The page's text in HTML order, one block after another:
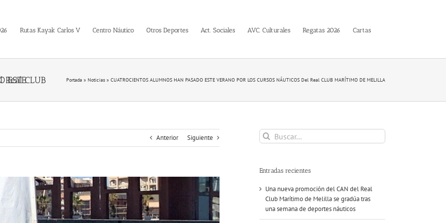
Rutas Kayak Carlos V Centro Náutico Otros Deportes Act. Sociales AVC. Culturales Regatas 2026 Cartas
Portada » Noticias » CUATROCIENTOS ALUMNOS HAN PASADO ESTE VERANO POR LOS CURSOS NÁUTICOS Del Real CLUB MARÍTIMO DE MELILLA
Anterior Siguiente
Buscar:
Entradas recientes
Una nueva promoción del CAN del Real
Club Marítimo de Melilla se gradúa tras
una semana de deportes náuticos